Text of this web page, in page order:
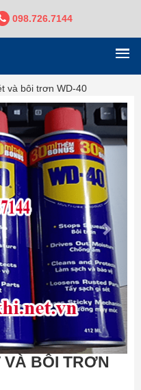
098.726.7144
và bôi trơn WD-40
Next
VÀ BÔI TRƠN